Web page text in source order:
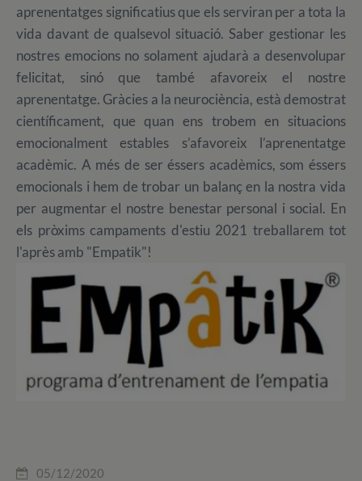
aprenentatges significatius que els serviran per a tota la
vida davant de qualsevol situació. Saber gestionar les
nostres emocions no solament ajudarà a desenvolupar
felicitat, sinó que també afavoreix el nostre
aprenentatge. Gràcies a la neurociència, està demostrat
científicament, que quan ens trobem en situacions
emocionalment estables s’afavoreix l’aprenentatge
acadèmic. A més de ser éssers acadèmics, som éssers
emocionals i hem de trobar un balanç en la nostra vida
per augmentar el nostre benestar personal i social. En
els pròxims campaments d'estiu 2021 treballarem tot
l'après amb "Empatik"!
05/12/2020